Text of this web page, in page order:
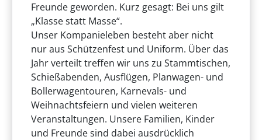
Freunde geworden. Kurz gesagt: Bei uns gilt
„Klasse statt Masse“.
Unser Kompanieleben besteht aber nicht
nur aus Schützenfest und Uniform. Über das
Jahr verteilt treffen wir uns zu Stammtischen,
Schießabenden, Ausflügen, Planwagen- und
Bollerwagentouren, Karnevals- und
Weihnachtsfeiern und vielen weiteren
Veranstaltungen. Unsere Familien, Kinder
und Freunde sind dabei ausdrücklich